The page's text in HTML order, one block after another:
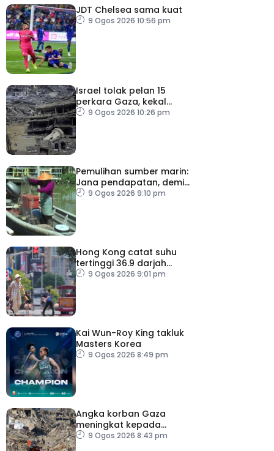
JDT Chelsea sama kuat
9 Ogos 2026 10:56 pm
Israel tolak pelan 15
perkara Gaza, kekal
desak Hamas lucut
9 Ogos 2026 10:26 pm
Pemulihan sumber marin:
Jana pendapatan, demi
kelangsungan hidup
9 Ogos 2026 9:10 pm
Hong Kong catat suhu
tertinggi 36.9 darjah
celsius
9 Ogos 2026 9:01 pm
Kai Wun-Roy King takluk
Masters Korea
9 Ogos 2026 8:49 pm
Angka korban Gaza
meningkat kepada
73,386 orang
9 Ogos 2026 8:43 pm